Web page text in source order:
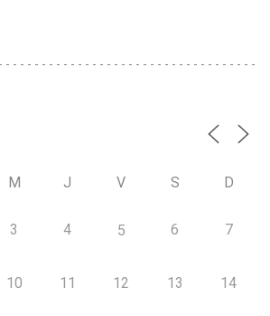
M J V S D
3 4 5 6 7
10 11 12 13 14